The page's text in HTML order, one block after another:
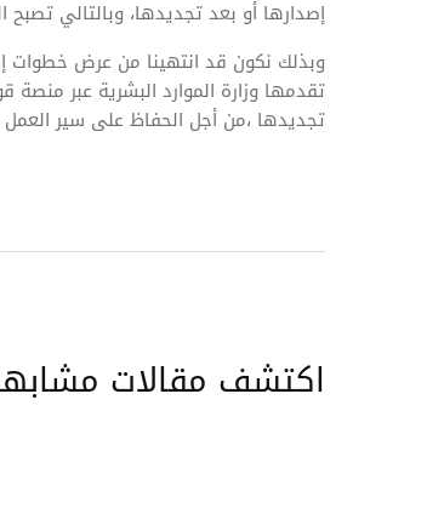
إصدارها أو بعد تجديدها، وبالتالي
وبذلك نكون قد انتهينا من عرض خطوات
تقدمها وزارة الموارد البشرية عبر
تجديدها ،من أجل الحفاظ على سير
اكتشف مقالات